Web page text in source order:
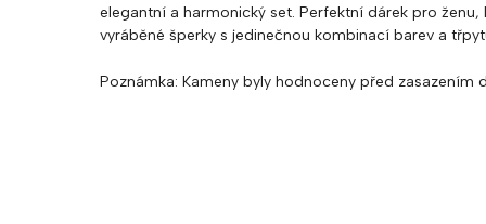
elegantní a harmonický set. Perfektní dárek pro
vyráběné šperky s jedinečnou kombinací barev a
Poznámka: Kameny byly hodnoceny před zasazením